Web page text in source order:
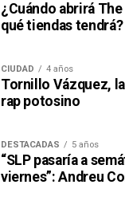
¿Cuándo abrirá The
qué tiendas tendrá?
CIUDAD 4 años
Tornillo Vázquez,
rap potosino
DESTACADAS 5 años
“SLP pasaría a
viernes”: Andreu